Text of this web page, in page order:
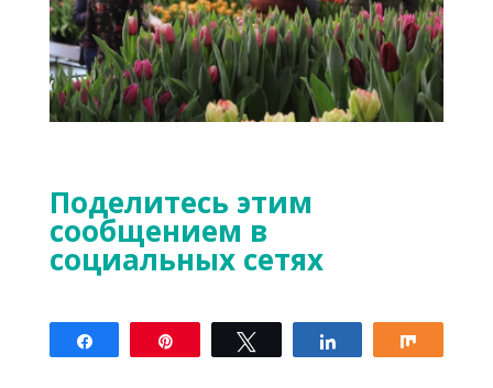
Поделитесь этим
сообщением в
социальных сетях
Поделиться Закрепить Твитнуть Поделиться